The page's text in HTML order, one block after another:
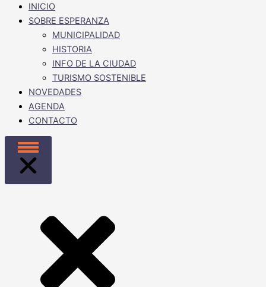
INICIO
SOBRE ESPERANZA
MUNICIPALIDAD
HISTORIA
INFO DE LA CIUDAD
TURISMO SOSTENIBLE
NOVEDADES
AGENDA
CONTACTO